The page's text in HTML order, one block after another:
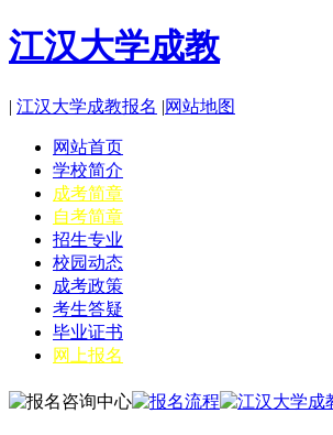
江汉大学成教
| 江汉大学成教报名 |网站地图
网站首页
学校简介
成考简章
自考简章
招生专业
校园动态
成考政策
考生答疑
毕业证书
网上报名